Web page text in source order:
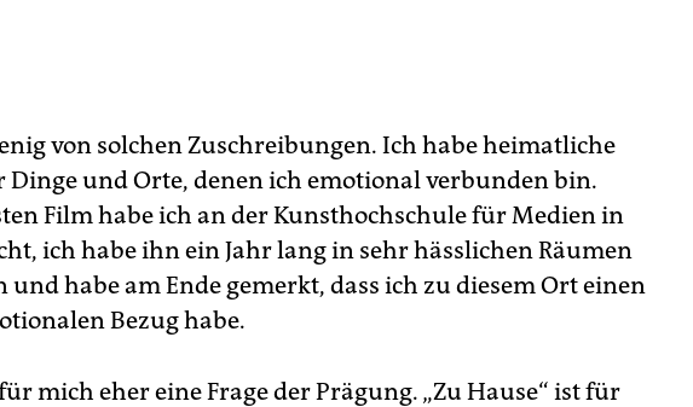
von solchen Zuschreibungen. Ich habe heimatliche
Dinge und Orte, denen ich emotional verbunden bin.
Film habe ich an der Kunsthochschule für Medien in
ich habe ihn ein Jahr lang in sehr hässlichen Räumen
und habe am Ende gemerkt, dass ich zu diesem Ort einen
Bezug habe.
mich eher eine Frage der Prägung. „Zu Hause“ ist für